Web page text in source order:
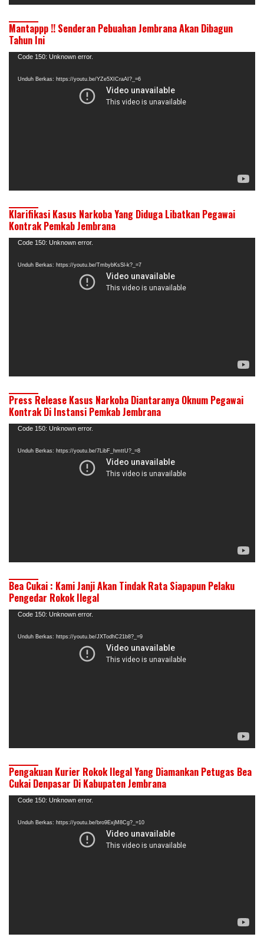
Mantappp !! Senderan Pebuahan Jembrana Akan Dibagun
Tahun Ini
Pemutar
Code 150: Unknown error.
Unduh Berkas: https://youtu.be/YZe5XICraAI?_=6
Klarifikasi Kasus Narkoba Yang Diduga Libatkan Pegawai
Kontrak Pemkab Jembrana
Pemutar
Code 150: Unknown error.
Unduh Berkas: https://youtu.be/TmbybKsSl-k?_=7
Press Release Kasus Narkoba Diantaranya Oknum Pegawai
Kontrak Di Instansi Pemkab Jembrana
Pemutar
Code 150: Unknown error.
Unduh Berkas: https://youtu.be/7LibF_hmttU?_=8
Bea Cukai : Kami Janji Akan Tindak Rata Siapapun Pelaku
Pengedar Rokok Ilegal
Pemutar
Code 150: Unknown error.
Unduh Berkas: https://youtu.be/JXTodhC21b8?_=9
Pengakuan Kurier Rokok Ilegal Yang Diamankan Petugas Bea
Cukai Denpasar Di Kabupaten Jembrana
Pemutar
Code 150: Unknown error.
Unduh Berkas: https://youtu.be/bro9ExjM8Cg?_=10